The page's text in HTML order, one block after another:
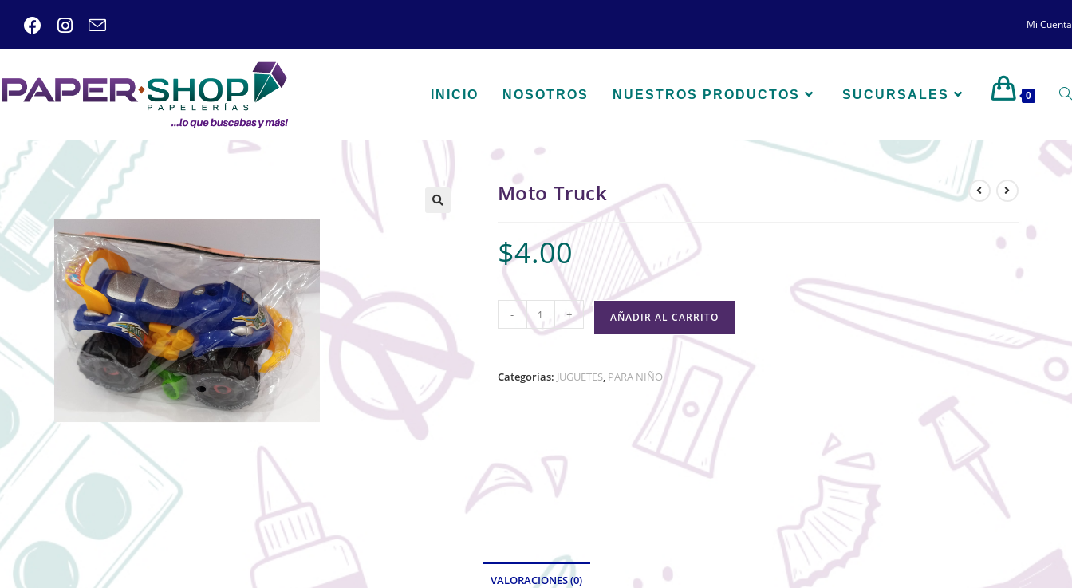
Mi Cuenta
INICIO NOSOTROS NUESTROS PRODUCTOS SUCURSALES 0
🔍
Moto Truck
$4.00
- + AÑADIR AL CARRITO
Categorías: JUGUETES, PARA NIÑO
VALORACIONES (0)